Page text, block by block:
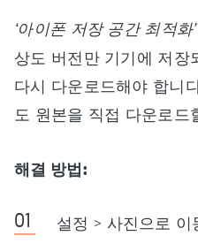
‘아이폰 저장 공간 최적화’
상도 버전만 기기에 저장
다시 다운로드해야 합니
도 원본을 직접 다운로드
해결 방법:
설정 > 사진으로 이